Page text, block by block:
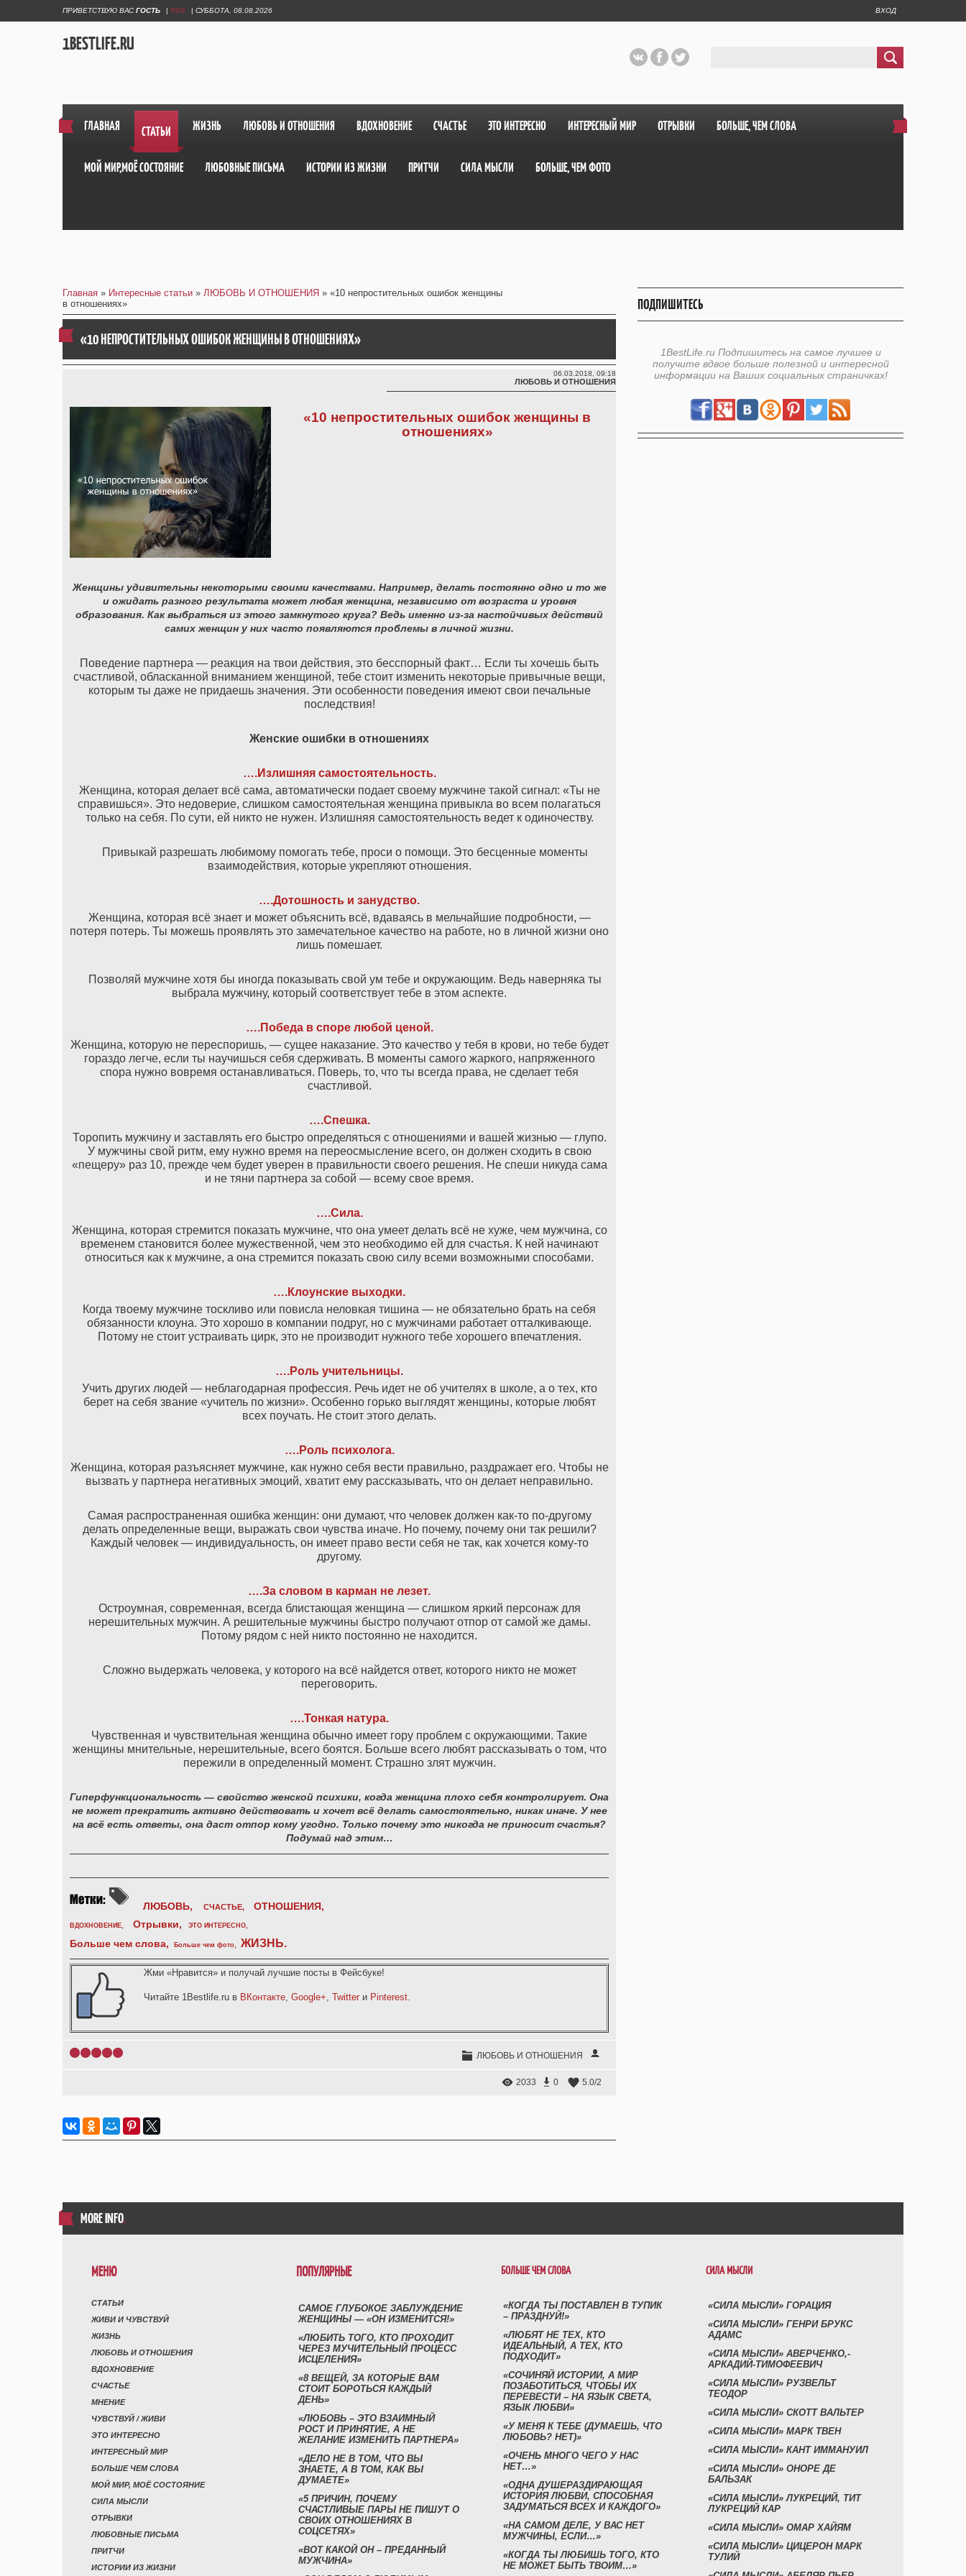
ПРИВЕТСТВУЮ ВАС ГОСТЬ | RSS | СУББОТА, 08.08.2026 ВХОД
1BESTLIFE.RU
ГЛАВНАЯ СТАТЬИ ЖИЗНЬ ЛЮБОВЬ И ОТНОШЕНИЯ ВДОХНОВЕНИЕ СЧАСТЬЕ ЭТО ИНТЕРЕСНО ИНТЕРЕСНЫЙ МИР ОТРЫВКИ БОЛЬШЕ, ЧЕМ СЛОВА
МОЙ МИР,МОЁ СОСТОЯНИЕ ЛЮБОВНЫЕ ПИСЬМА ИСТОРИИ ИЗ ЖИЗНИ ПРИТЧИ СИЛА МЫСЛИ БОЛЬШЕ, ЧЕМ ФОТО
Главная » Интересные статьи » ЛЮБОВЬ И ОТНОШЕНИЯ » «10 непростительных ошибок женщины
в отношениях»
«10 НЕПРОСТИТЕЛЬНЫХ ОШИБОК ЖЕНЩИНЫ В ОТНОШЕНИЯХ»
06.03.2018, 09:18
ЛЮБОВЬ И ОТНОШЕНИЯ
«10 непростительных ошибок женщины в
отношениях»
Женщины удивительны некоторыми своими качествами. Например, делать постоянно одно и то же
и ожидать разного результата может любая женщина, независимо от возраста и уровня
образования. Как выбраться из этого замкнутого круга? Ведь именно из-за настойчивых действий
самих женщин у них часто появляются проблемы в личной жизни.
Поведение партнера — реакция на твои действия, это бесспорный факт… Если ты хочешь быть
счастливой, обласканной вниманием женщиной, тебе стоит изменить некоторые привычные вещи,
которым ты даже не придаешь значения. Эти особенности поведения имеют свои печальные
последствия!
Женские ошибки в отношениях
….Излишняя самостоятельность.
Женщина, которая делает всё сама, автоматически подает своему мужчине такой сигнал: «Ты не
справишься». Это недоверие, слишком самостоятельная женщина привыкла во всем полагаться
только на себя. По сути, ей никто не нужен. Излишняя самостоятельность ведет к одиночеству.
Привыкай разрешать любимому помогать тебе, проси о помощи. Это бесценные моменты
взаимодействия, которые укрепляют отношения.
….Дотошность и занудство.
Женщина, которая всё знает и может объяснить всё, вдаваясь в мельчайшие подробности, —
потеря потерь. Ты можешь проявлять это замечательное качество на работе, но в личной жизни оно
лишь помешает.
Позволяй мужчине хотя бы иногда показывать свой ум тебе и окружающим. Ведь наверняка ты
выбрала мужчину, который соответствует тебе в этом аспекте.
….Победа в споре любой ценой.
Женщина, которую не переспоришь, — сущее наказание. Это качество у тебя в крови, но тебе будет
гораздо легче, если ты научишься себя сдерживать. В моменты самого жаркого, напряженного
спора нужно вовремя останавливаться. Поверь, то, что ты всегда права, не сделает тебя
счастливой.
….Спешка.
Торопить мужчину и заставлять его быстро определяться с отношениями и вашей жизнью — глупо.
У мужчины свой ритм, ему нужно время на переосмысление всего, он должен сходить в свою
«пещеру» раз 10, прежде чем будет уверен в правильности своего решения. Не спеши никуда сама
и не тяни партнера за собой — всему свое время.
….Сила.
Женщина, которая стремится показать мужчине, что она умеет делать всё не хуже, чем мужчина, со
временем становится более мужественной, чем это необходимо ей для счастья. К ней начинают
относиться как к мужчине, а она стремится показать свою силу всеми возможными способами.
….Клоунские выходки.
Когда твоему мужчине тоскливо или повисла неловкая тишина — не обязательно брать на себя
обязанности клоуна. Это хорошо в компании подруг, но с мужчинами работает отталкивающе.
Потому не стоит устраивать цирк, это не производит нужного тебе хорошего впечатления.
….Роль учительницы.
Учить других людей — неблагодарная профессия. Речь идет не об учителях в школе, а о тех, кто
берет на себя звание «учитель по жизни». Особенно горько выглядят женщины, которые любят
всех поучать. Не стоит этого делать.
….Роль психолога.
Женщина, которая разъясняет мужчине, как нужно себя вести правильно, раздражает его. Чтобы не
вызвать у партнера негативных эмоций, хватит ему рассказывать, что он делает неправильно.
Самая распространенная ошибка женщин: они думают, что человек должен как-то по-другому
делать определенные вещи, выражать свои чувства иначе. Но почему, почему они так решили?
Каждый человек — индивидуальность, он имеет право вести себя не так, как хочется кому-то
другому.
….За словом в карман не лезет.
Остроумная, современная, всегда блистающая женщина — слишком яркий персонаж для
нерешительных мужчин. А решительные мужчины быстро получают отпор от самой же дамы.
Потому рядом с ней никто постоянно не находится.
Сложно выдержать человека, у которого на всё найдется ответ, которого никто не может
переговорить.
….Тонкая натура.
Чувственная и чувствительная женщина обычно имеет гору проблем с окружающими. Такие
женщины мнительные, нерешительные, всего боятся. Больше всего любят рассказывать о том, что
пережили в определенный момент. Страшно злят мужчин.
Гиперфункциональность — свойство женской психики, когда женщина плохо себя контролирует. Она
не может прекратить активно действовать и хочет всё делать самостоятельно, никак иначе. У нее
на всё есть ответы, она даст отпор кому угодно. Только почему это никогда не приносит счастья?
Подумай над этим…
ЛЮБОВЬ, СЧАСТЬЕ, ОТНОШЕНИЯ,
ВДОХНОВЕНИЕ, Отрывки, ЭТО ИНТЕРЕСНО,
Больше чем слова, Больше чем фото, ЖИЗНЬ.
Жми «Нравится» и получай лучшие посты в Фейсбуке!
Читайте 1Bestlife.ru в ВКонтакте, Google+, Twitter и Pinterest.
1 2 3 4 ЛЮБОВЬ И ОТНОШЕНИЯ
2033 0 5.0/2
ПОДПИШИТЕСЬ
1BestLife.ru Подпишитесь на самое лучшее и
получите вдвое больше полезной и интересной
информации на Ваших социальных страничках!
MORE INFO.
МЕНЮ
СТАТЬИ
ЖИВИ И ЧУВСТВУЙ
ЖИЗНЬ
ЛЮБОВЬ И ОТНОШЕНИЯ
ВДОХНОВЕНИЕ
СЧАСТЬЕ
МНЕНИЕ
ЧУВСТВУЙ / ЖИВИ
ЭТО ИНТЕРЕСНО
ИНТЕРЕСНЫЙ МИР
БОЛЬШЕ ЧЕМ СЛОВА
МОЙ МИР, МОЁ СОСТОЯНИЕ
СИЛА МЫСЛИ
ОТРЫВКИ
ЛЮБОВНЫЕ ПИСЬМА
ПРИТЧИ
ИСТОРИИ ИЗ ЖИЗНИ
ПОПУЛЯРНЫЕ
САМОЕ ГЛУБОКОЕ ЗАБЛУЖДЕНИЕ
ЖЕНЩИНЫ — «ОН ИЗМЕНИТСЯ!»
«ЛЮБИТЬ ТОГО, КТО ПРОХОДИТ
ЧЕРЕЗ МУЧИТЕЛЬНЫЙ ПРОЦЕСС
ИСЦЕЛЕНИЯ»
«8 ВЕЩЕЙ, ЗА КОТОРЫЕ ВАМ
СТОИТ БОРОТЬСЯ КАЖДЫЙ
ДЕНЬ»
«ЛЮБОВЬ – ЭТО ВЗАИМНЫЙ
РОСТ И ПРИНЯТИЕ, А НЕ
ЖЕЛАНИЕ ИЗМЕНИТЬ ПАРТНЕРА»
«ДЕЛО НЕ В ТОМ, ЧТО ВЫ
ЗНАЕТЕ, А В ТОМ, КАК ВЫ
ДУМАЕТЕ»
«5 ПРИЧИН, ПОЧЕМУ
СЧАСТЛИВЫЕ ПАРЫ НЕ ПИШУТ О
СВОИХ ОТНОШЕНИЯХ В
СОЦСЕТЯХ»
«ВОТ КАКОЙ ОН – ПРЕДАННЫЙ
МУЖЧИНА»
БОЛЬШЕ ЧЕМ СЛОВА
«КОГДА ТЫ ПОСТАВЛЕН В ТУПИК
– ПРАЗДНУЙ!»
«ЛЮБЯТ НЕ ТЕХ, КТО
ИДЕАЛЬНЫЙ, А ТЕХ, КТО
ПОДХОДИТ»
«СОЧИНЯЙ ИСТОРИИ, А МИР
ПОЗАБОТИТЬСЯ, ЧТОБЫ ИХ
ПЕРЕВЕСТИ – НА ЯЗЫК СВЕТА,
ЯЗЫК ЛЮБВИ»
«У МЕНЯ К ТЕБЕ (ДУМАЕШЬ, ЧТО
ЛЮБОВЬ? НЕТ)»
«ОЧЕНЬ МНОГО ЧЕГО У НАС
НЕТ…»
«ОДНА ДУШЕРАЗДИРАЮЩАЯ
ИСТОРИЯ ЛЮБВИ, СПОСОБНАЯ
ЗАДУМАТЬСЯ ВСЕХ И КАЖДОГО»
«НА САМОМ ДЕЛЕ, У ВАС НЕТ
МУЖЧИНЫ, ЕСЛИ…»
«КОГДА ТЫ ЛЮБИШЬ ТОГО, КТО
НЕ МОЖЕТ БЫТЬ ТВОИМ…»
СИЛА МЫСЛИ
«СИЛА МЫСЛИ» ГОРАЦИЯ
«СИЛА МЫСЛИ» ГЕНРИ БРУКС
АДАМС
«СИЛА МЫСЛИ» АВЕРЧЕНКО,-
АРКАДИЙ-ТИМОФЕЕВИЧ
«СИЛА МЫСЛИ» РУЗВЕЛЬТ
ТЕОДОР
«СИЛА МЫСЛИ» СКОТТ ВАЛЬТЕР
«СИЛА МЫСЛИ» МАРК ТВЕН
«СИЛА МЫСЛИ» КАНТ ИММАНУИЛ
«СИЛА МЫСЛИ» ОНОРЕ ДЕ
БАЛЬЗАК
«СИЛА МЫСЛИ» ЛУКРЕЦИЙ, ТИТ
ЛУКРЕЦИЙ КАР
«СИЛА МЫСЛИ» ОМАР ХАЙЯМ
«СИЛА МЫСЛИ» ЦИЦЕРОН МАРК
ТУЛИЙ